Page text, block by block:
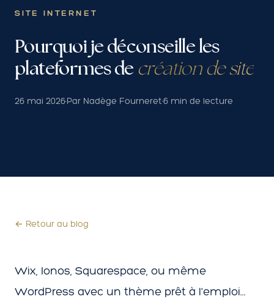
SITE INTERNET
Pourquoi je déconseille les
plateformes de création de site
26 mai 2026·Par Nadège Fourneret·6 min de lecture
← Retour au blog
Wix, Ionos, Squarespace, ou même
WordPress avec un thème prêt à l'emploi...